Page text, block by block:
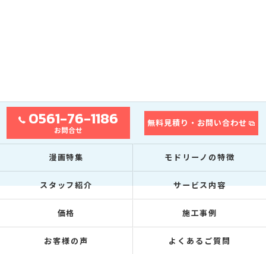
0561-76-1186
お問合せ
無料見積り・お問い合わせ
漫画特集 モドリーノの特徴
スタッフ紹介 サービス内容
価格 施工事例
お客様の声 よくあるご質問